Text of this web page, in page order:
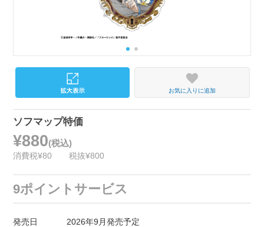
お気に入りに追加
ソフマップ特価
¥880(税込)
消費税¥80 税抜¥800
9ポイントサービス
発売日 2026年9月発売予定